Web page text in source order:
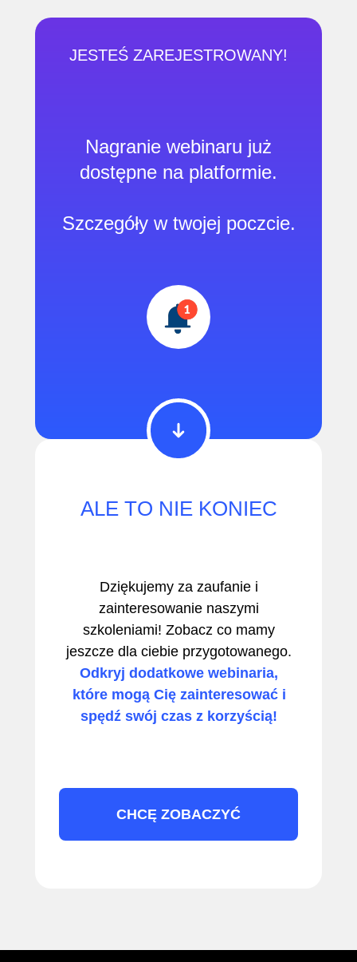
JESTEŚ ZAREJESTROWANY!
Nagranie webinaru już
dostępne na platformie.
Szczegóły w twojej poczcie.
Dziękujemy za zaufanie i
zainteresowanie naszymi
szkoleniami! Zobacz co mamy
jeszcze dla ciebie przygotowanego.
Odkryj dodatkowe webinaria,
które mogą Cię zainteresować i
spędź swój czas z korzyścią!
ALE TO NIE KONIEC
CHCĘ ZOBACZYĆ